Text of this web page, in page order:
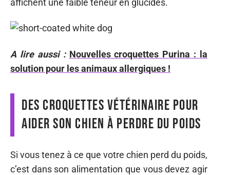
A lire aussi : Nouvelles croquettes Purina : la
solution pour les animaux allergiques !
Des croquettes vétérinaire pour
aider son chien à perdre du poids
Si vous tenez à ce que votre chien perd du poids,
c’est dans son alimentation que vous devez agir